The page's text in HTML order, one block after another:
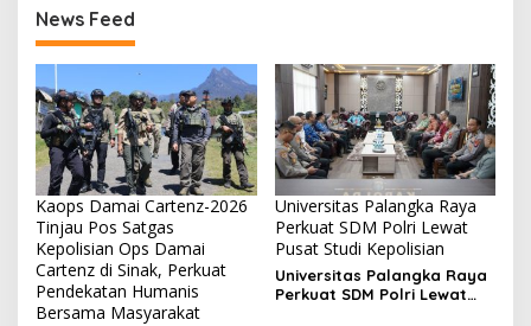
News Feed
Kaops Damai Cartenz-2026
Tinjau Pos Satgas
Kepolisian Ops Damai
Cartenz di Sinak, Perkuat
Pendekatan Humanis
Bersama Masyarakat
Universitas Palangka Raya
Perkuat SDM Polri Lewat
Pusat Studi Kepolisian
Universitas Palangka Raya
Perkuat SDM Polri Lewat